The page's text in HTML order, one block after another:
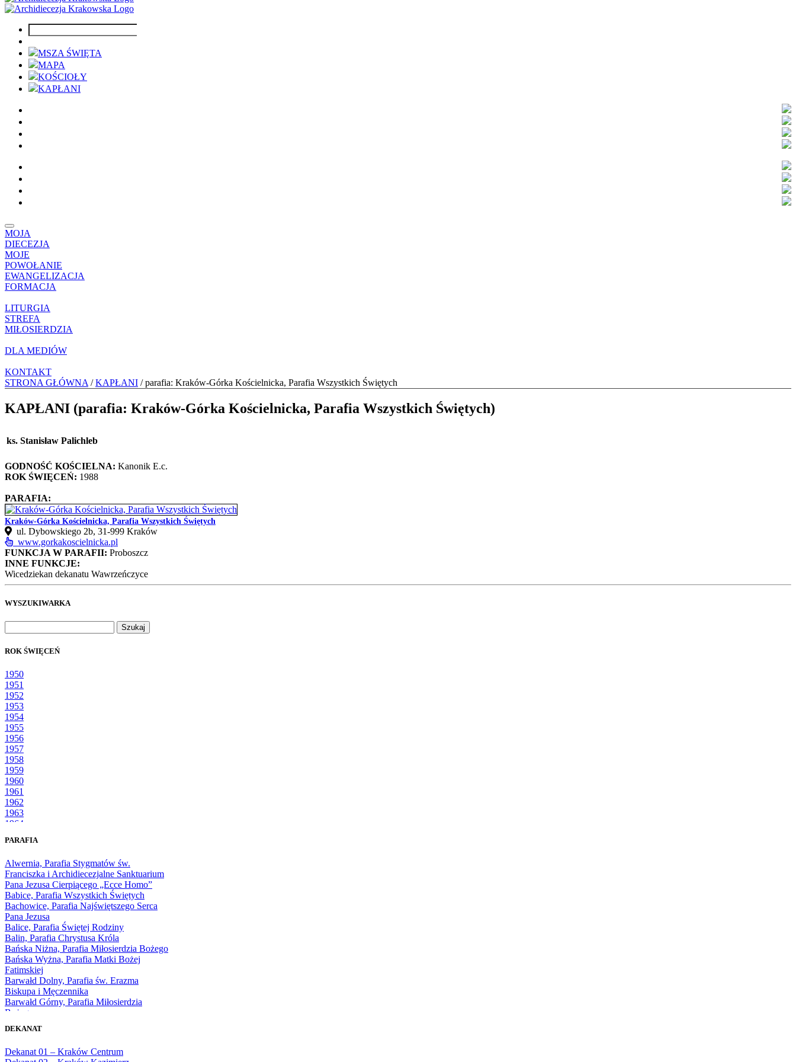
MSZA ŚWIĘTA
MAPA
KOŚCIOŁY
KAPŁANI
MOJA
DIECEZJA
MOJE
POWOŁANIE
EWANGELIZACJA
FORMACJA
LITURGIA
STREFA
MIŁOSIERDZIA
DLA MEDIÓW
KONTAKT
STRONA GŁÓWNA /KAPŁANI / parafia: Kraków-Górka Kościelnicka, Parafia Wszystkich Świętych
KAPŁANI (parafia: Kraków-Górka Kościelnicka, Parafia Wszystkich Świętych)
ks. Stanisław Palichleb
GODNOŚĆ KOŚCIELNA: Kanonik E.c.
ROK ŚWIĘCEŃ: 1988
PARAFIA:
Kraków-Górka Kościelnicka, Parafia Wszystkich Świętych
ul. Dybowskiego 2b, 31‑999 Kraków
www.gorkakoscielnicka.pl
FUNKCJA W PARAFII: Proboszcz
INNE FUNKCJE:
Wicedziekan dekanatu Wawrzeńczyce
WYSZUKIWARKA
ROK ŚWIĘCEŃ
1950
1951
1952
1953
1954
1955
1956
1957
1958
1959
1960
1961
1962
1963
1964
1966
1968
1969
1970
1971
1972
1973
1974
1975
1976
1977
1978
1979
1980
1981
1983
1985
1986
PARAFIA
Alwernia, Parafia Stygmatów św.
Franciszka i Archidiecezjalne Sanktuarium
Pana Jezusa Cierpiącego „Ecce Homo”
Babice, Parafia Wszystkich Świętych
Bachowice, Parafia Najświętszego Serca
Pana Jezusa
Balice, Parafia Świętej Rodziny
Balin, Parafia Chrystusa Króla
Bańska Niżna, Parafia Miłosierdzia Bożego
Bańska Wyżna, Parafia Matki Bożej
Fatimskiej
Barwałd Dolny, Parafia św. Erazma
Biskupa i Męczennika
Barwałd Górny, Parafia Miłosierdzia
Bożego
Bęczarka, Parafia Matki Boskiej
Będkowice, Parafia Najświętszej Maryi
DEKANAT
Dekanat 01 – Kraków Centrum